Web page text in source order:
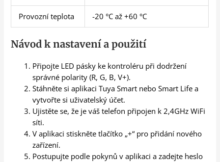
Provozní teplota -20 °C až +60 °C
Návod k nastavení a použití
Připojte LED pásky ke kontroléru při dodržení
správné polarity (R, G, B, V+).
Stáhněte si aplikaci Tuya Smart nebo Smart Life a
vytvořte si uživatelský účet.
Ujistěte se, že je váš telefon připojen k 2,4GHz WiFi
síti.
V aplikaci stiskněte tlačítko „+“ pro přidání nového
zařízení.
Postupujte podle pokynů v aplikaci a zadejte heslo